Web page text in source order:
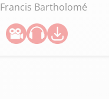
Francis Bartholomé